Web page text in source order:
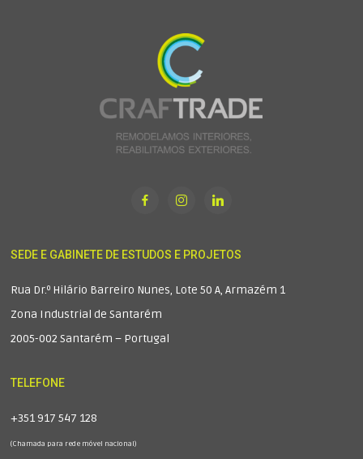
SEDE E GABINETE DE ESTUDOS E PROJETOS
Rua Dr.º Hilário Barreiro Nunes, Lote 50 A, Armazém 1
Zona Industrial de Santarém
2005-002 Santarém – Portugal
TELEFONE
+351 917 547 128
(Chamada para rede móvel nacional)